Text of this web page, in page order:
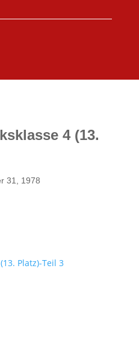
4 (13.
31, 1978
Platz)-Teil 3